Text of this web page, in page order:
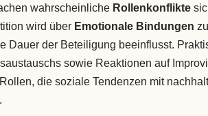
wahrscheinliche Rollenkonflikte
wird über Emotionale Bindungen
Dauer der Beteiligung beeinflusst.
sowie Reaktionen auf
die soziale Tendenzen mit